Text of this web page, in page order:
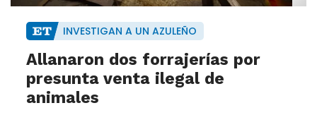
INVESTIGAN A UN AZULEÑO
Allanaron dos forrajerías por
presunta venta ilegal de
animales